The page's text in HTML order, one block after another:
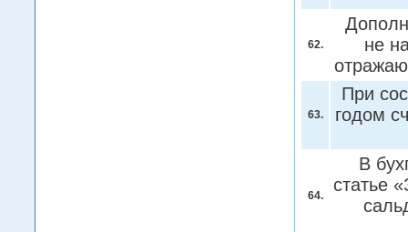
62.
не
63.
При
годом
64.
В
статье